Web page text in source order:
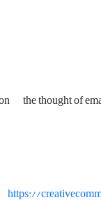
the thought of
https://